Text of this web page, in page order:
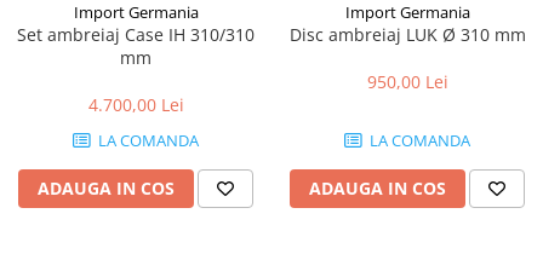
1.6.1. Acumulatori
1.6.2. Alternatoare
1.6.3. Instalații de Iluminat
Deutz-Fahr
2.6. Incarcatoare frontale
2.6.1. Echipamente atasabile
Import Germania
Set ambreiaj Case IH 310/310
mm
4.700,00 Lei
LA COMANDA
ADAUGA IN COS
Import Germania
Disc ambreiaj LUK Ø 310 mm
950,00 Lei
LA COMANDA
ADAUGA IN COS